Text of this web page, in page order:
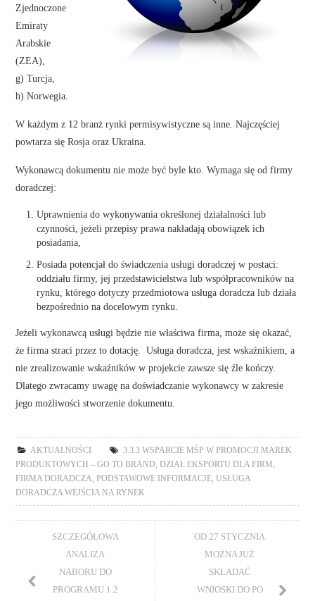
Zjednoczone
Emiraty
Arabskie
(ZEA),
g) Turcja,
h) Norwegia.
W każdym z 12 branż rynki permisywistyczne są inne. Najczęściej
powtarza się Rosja oraz Ukraina.
Wykonawcą dokumentu nie może być byle kto. Wymaga się od firmy
doradczej:
Uprawnienia do wykonywania określonej działalności lub
czynności, jeżeli przepisy prawa nakładają obowiązek ich
posiadania,
Posiada potencjał do świadczenia usługi doradczej w postaci:
oddziału firmy, jej przedstawicielstwa lub współpracowników na
rynku, którego dotyczy przedmiotowa usługa doradcza lub działa
bezpośrednio na docelowym rynku.
Jeżeli wykonawcą usługi będzie nie właściwa firma, może się okazać,
że firma straci przez to dotację. Usługa doradcza, jest wskaźnikiem, a
nie zrealizowanie wskaźników w projekcie zawsze się źle kończy.
Dlatego zwracamy uwagę na doświadczanie wykonawcy w zakresie
jego możliwości stworzenie dokumentu.
AKTUALNOŚCI
3.3.3 WSPARCIE MŚP W PROMOCJI MAREK
PRODUKTOWYCH – GO TO BRAND ,DZIAŁ EKSPORTU DLA FIRM
FIRMA DORADCZA ,PODSTAWOWE INFORMACJE ,USŁUGA
DORADCZA WEJŚCIA NA RYNEK
SZCZEGÓŁOWA
ANALIZA
NABORU DO
PROGRAMU 1.2
OD 27 STYCZNIA
MOŻNA JUŻ
SKŁADAĆ
WNIOSKI DO PO